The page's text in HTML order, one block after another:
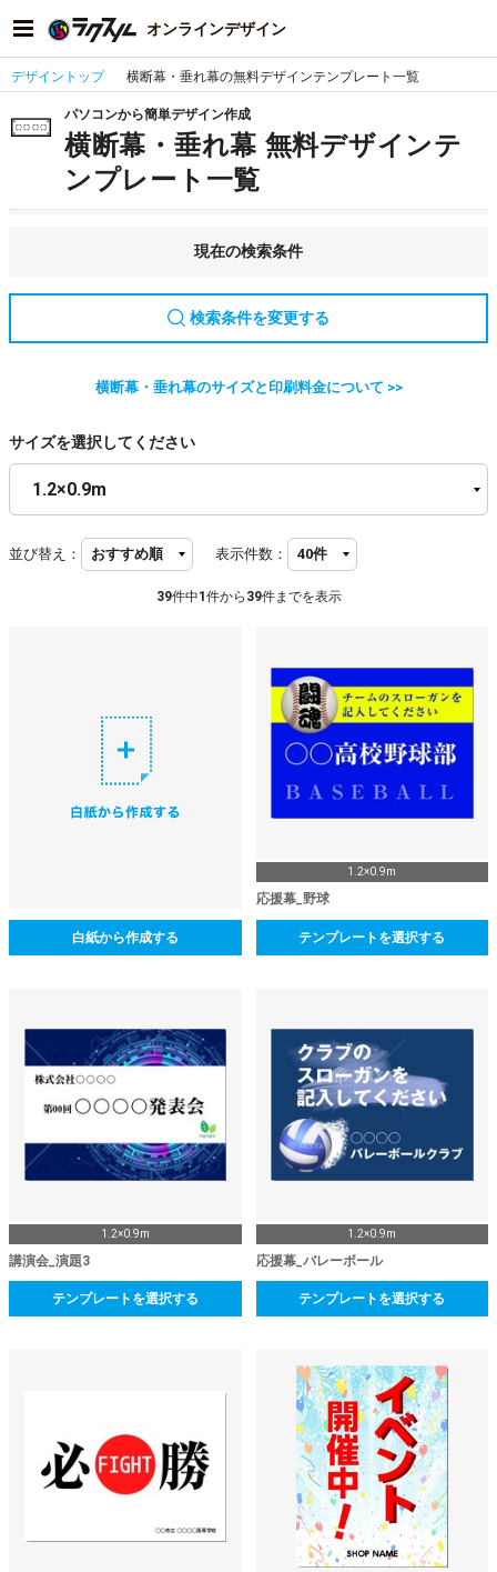
オンラインデザイン
デザイントップ 横断幕・垂れ幕の無料デザインテンプレート一覧
パソコンから簡単デザイン作成
横断幕・垂れ幕 無料デザインテ
ンプレート一覧
現在の検索条件
検索条件を変更する
横断幕・垂れ幕のサイズと印刷料金について >>
サイズを選択してください
並び替え： 表示件数：
39件中1 件から 39件までを表示
白紙から作成する
1.2×0.9m
応援幕_野球
テンプレートを選択する
1.2×0.9m
講演会_演題3
テンプレートを選択する
1.2×0.9m
応援幕_バレーボール
テンプレートを選択する